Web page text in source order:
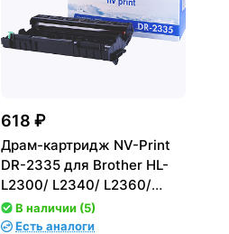
618 ₽
Драм-картридж NV-Print
DR-2335 для Brother HL-
L2300/ L2340/ L2360/
L2365, DCP-L2500/ L2520/
L2540/ L2560, MFC-L2700
В наличии (5)
Есть аналоги